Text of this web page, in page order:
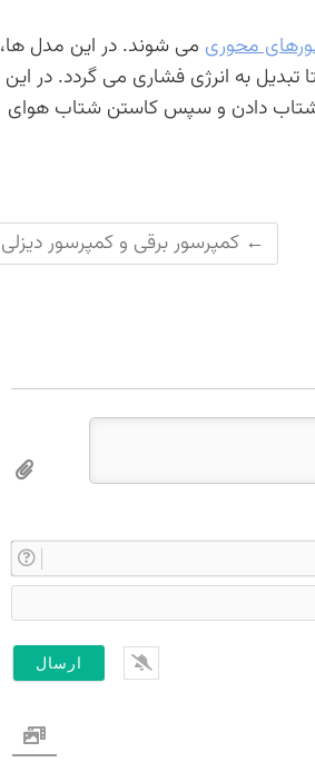
محوری می شوند. در این مدل ها،
به انرژی فشاری می گردد. در این
شتاب دادن و سپس کاستن شتاب هوای
← کمپرسور برقی و کمپرسور دیزلی
ا
م